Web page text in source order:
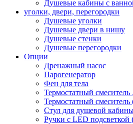
Душевые кабины с
уголки, двери, перегородки
Душевые уголки
Душевые двери в нишу
Душевые стенки
Душевые перегородки
Опции
Дренажный насос
Парогенератор
Фен для тела
Термостатный смеситель
Термостатный
Стул для душевой
Ручки с LED подсветкой